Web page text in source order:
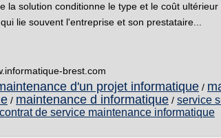
la solution conditionne le type et le coût ultérieur
lie souvent l'entreprise et son prestataire...
brest.com
d'un projet informatique /
/ maintenance d informatique / service
contrat de service maintenance informatique